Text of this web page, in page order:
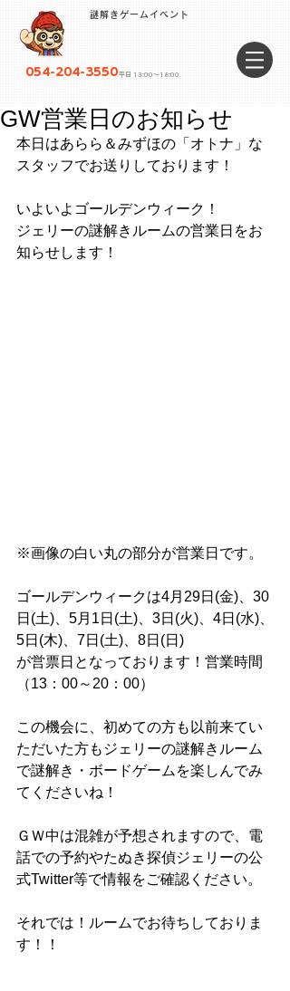
謎解きゲームイベント
054-204-3550 平日 13:00〜18:00
GW営業日のお知らせ
本日はあらら＆みずほの「オトナ」な
スタッフでお送りしております！
いよいよゴールデンウィーク！
ジェリーの謎解きルームの営業日をお
知らせします！
※画像の白い丸の部分が営業日です。
ゴールデンウィークは4月29日(金)、30
日(土)、5月1日(土)、3日(火)、4日(水)、
5日(木)、7日(土)、8日(日)
が営票日となっております！営業時間
（13：00～20：00）
この機会に、初めての方も以前来てい
ただいた方もジェリーの謎解きルーム
で謎解き・ボードゲームを楽しんでみ
てくださいね！
ＧＷ中は混雑が予想されますので、電
話での予約やたぬき探偵ジェリーの公
式Twitter等で情報をご確認ください。
それでは！ルームでお待ちしておりま
す！！